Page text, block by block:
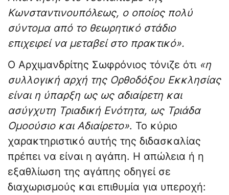
Κωνσταντινουπόλεως, ο οποίος πολύ
σύντομα από το θεωρητικό στάδιο
επιχειρεί να μεταβεί στο πρακτικό».
Ο Αρχιμανδρίτης Σωφρόνιος τόνιζε ότι «η
συλλογική αρχή της Ορθοδόξου Εκκλησίας
είναι η ύπαρξη ως ως αδιαίρετη και
ασύγχυτη Τριαδική Ενότητα, ως Τριάδα
Ομοούσιο και Αδιαίρετο». Το κύριο
χαρακτηριστικό αυτής της διδασκαλίας
πρέπει να είναι η αγάπη. Η απώλεια ή η
εξαθλίωση της αγάπης οδηγεί σε
διαχωρισμούς και επιθυμία για υπεροχή: